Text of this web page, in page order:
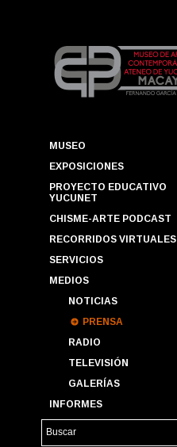
MUSEO
EXPOSICIONES
PROYECTO EDUCATIVO
YUCUNET
CHISME-ARTE PODCAST
RECORRIDOS VIRTUALES
SERVICIOS
MEDIOS
NOTICIAS
PRENSA
RADIO
TELEVISIÓN
GALERÍAS
INFORMES